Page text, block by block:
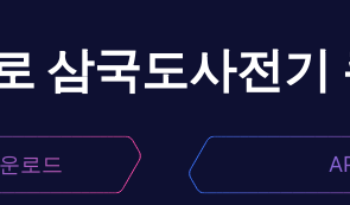
삼국도사전기
로드